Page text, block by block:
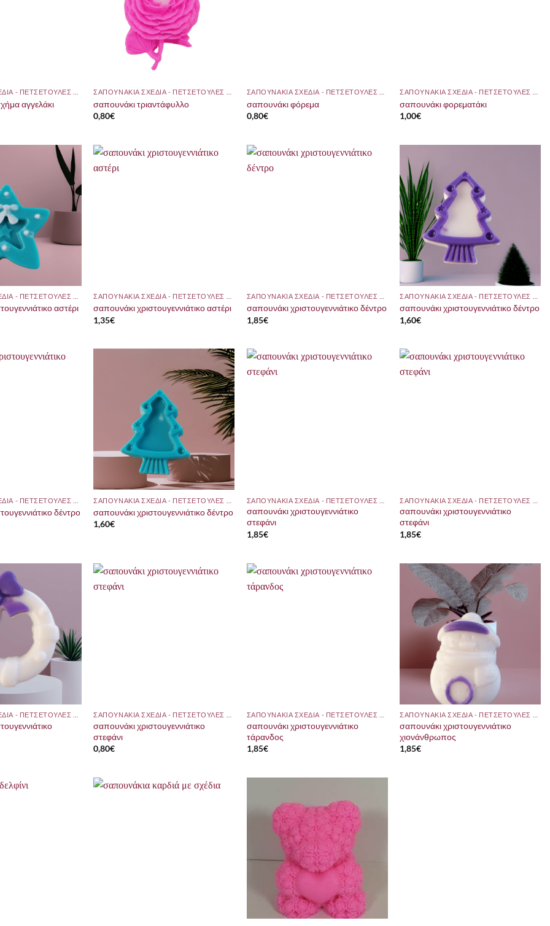
αγγελάκι
σαπουνάκι τριαντάφυλλο
0,80€
σαπουνάκι φόρεμα
0,80€
σαπουνάκι φορεματάκι
1,00€
αστέρι
σαπουνάκι χριστουγεννιάτικο αστέρι
1,35€
σαπουνάκι χριστουγεννιάτικο δέντρο
1,85€
σαπουνάκι χριστουγεννιάτικο δέντρο
1,60€
δέντρο
σαπουνάκι χριστουγεννιάτικο δέντρο
1,60€
σαπουνάκι χριστουγεννιάτικο
στεφάνι
1,85€
σαπουνάκι χριστουγεννιάτικο
στεφάνι
1,85€
σαπουνάκι χριστουγεννιάτικο
στεφάνι
0,80€
σαπουνάκι χριστουγεννιάτικο
τάρανδος
1,85€
σαπουνάκι χριστουγεννιάτικο
χιονάνθρωπος
1,85€